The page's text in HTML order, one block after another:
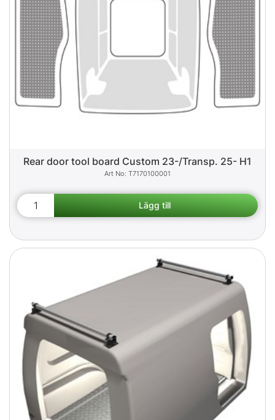
Rear door tool board Custom 23-/Transp. 25- H1
T7170100001